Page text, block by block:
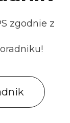
zgodnie z